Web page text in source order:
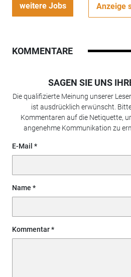
weitere Jobs Anzeige
KOMMENTARE
SAGEN SIE UNS
Die qualifizierte Meinung unserer
ist ausdrücklich erwünscht.
Kommentaren auf die Netiquette,
angenehme Kommunikation zu
E-Mail
Name
Kommentar